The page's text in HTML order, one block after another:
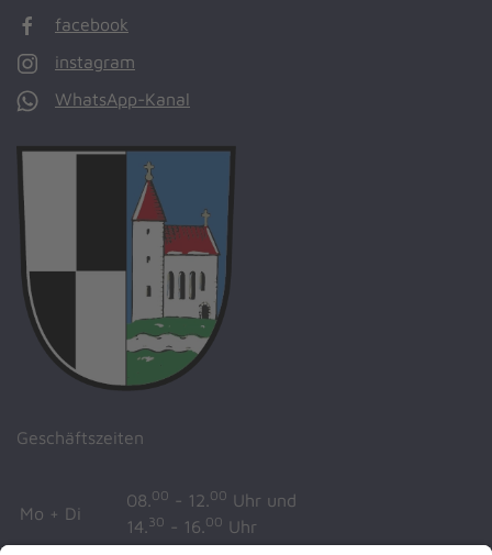
facebook
instagram
WhatsApp-Kanal
Geschäftszeiten
Mo + Di
08. 00 - 12. 00 Uhr und
14. 30 - 16. 00 Uhr